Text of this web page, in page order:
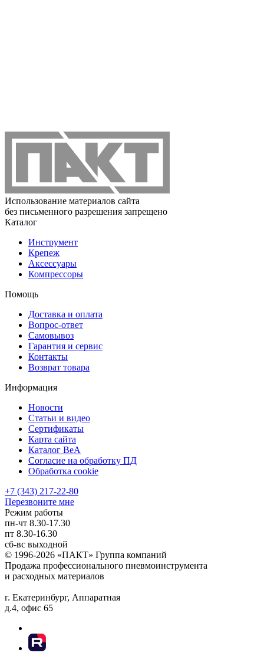
Использование материалов сайта
без письменного разрешения запрещено
Каталог
Инструмент
Крепеж
Аксессуары
Компрессоры
Помощь
Доставка и оплата
Вопрос-ответ
Самовывоз
Гарантия и сервис
Контакты
Возврат товара
Информация
Новости
Статьи и видео
Сертификаты
Карта сайта
Каталог BeA
Согласие на обработку ПД
Обработка cookie
+7 (343) 217-22-80
Перезвоните мне
Режим работы
пн-чт 8.30-17.30
пт 8.30-16.30
сб-вс выходной
© 1996-2026 «ПАКТ» Группа компаний
Продажа профессионального пневмоинструмента
и расходных материалов
г. Екатеринбург, Аппаратная
д.4, офис 65